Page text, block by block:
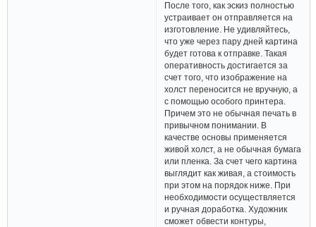
После того, как эскиз полностью
устраивает он отправляется на
изготовление. Не удивляйтесь,
что уже через пару дней картина
будет готова к отправке. Такая
оперативность достигается за
счет того, что изображение на
холст переносится не вручную, а
с помощью особого принтера.
Причем это не обычная печать в
привычном понимании. В
качестве основы применяется
живой холст, а не обычная бумага
или пленка. За счет чего картина
выглядит как живая, а стоимость
при этом на порядок ниже. При
необходимости осуществляется
и ручная доработка. Художник
сможет обвести контуры,